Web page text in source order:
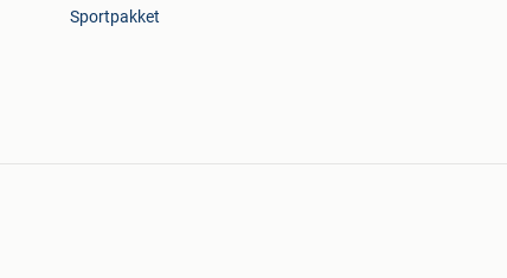
Sportpakket